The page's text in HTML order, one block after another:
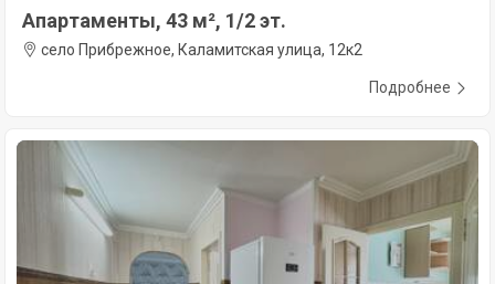
Апартаменты, 43 м², 1/2 эт.
село Прибрежное, Каламитская улица, 12к2
Подробнее